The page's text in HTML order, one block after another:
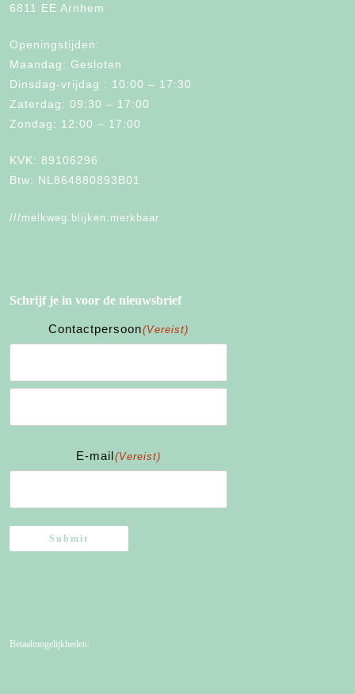
6811 EE Arnhem
Openingstijden:
Maandag: Gesloten
Dinsdag-vrijdag : 10:00 – 17:30
Zaterdag: 09:30 – 17:00
Zondag: 12:00 – 17:00
KVK: 89106296
Btw: NL864880893B01
///melkweg.blijken.merkbaar
Schrijf je in voor de nieuwsbrief
Contactpersoon(Vereist)
E-mail(Vereist)
Submit
Betaalmogelijkheden: